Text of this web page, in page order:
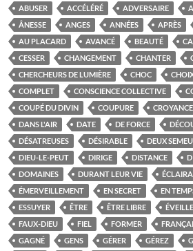
ABUSER ACCÉLÉRÉ ADVERSAIRE
ÂNESSE
ANGES ANNÉES APRÈS
AU PLACARD
AVANCÉ BEAUTÉ
CESSER
CHANGEMENT CHANTER
CHERCHEURS DE LUMIÈRE
CHOC
COMPLET
CONSCIENCE COLLECTIVE
COUPÉ DU DIVIN
COUPURE
DANS L'AIR
DATE DE FORCE
DÉSATREUSES
DÉSIRABLE DEUX
DIEU-LE-PEUT
DIRIGE DISTANCE
DOMAINES
DURANT LEUR VIE
ÉMERVEILLEMENT
EN SECRET EN
ESSUYER
ÊTRE ÊTRE LIBRE ÉVEILLE
FAUX-DIEU
FIEL FORMER
GAGNÉ
GENS GÉRER GÉREZ